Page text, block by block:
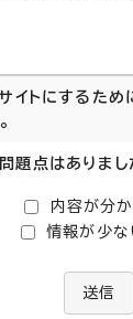
イトにするため
題点はありまし
内容が分
情報が少な
送信